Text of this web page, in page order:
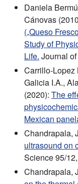
Daniela
Cánovas
(„Queso
Study of
Life. Journal
Carrillo-Lopez
Galicia I.A.,
(2020): The
Mexican
Chandrapala,
ultrasound on
Science 95/
Chandrapala,